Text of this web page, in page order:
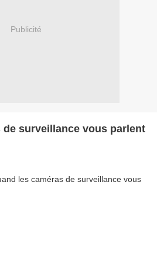
Publicité
de surveillance vous parlent